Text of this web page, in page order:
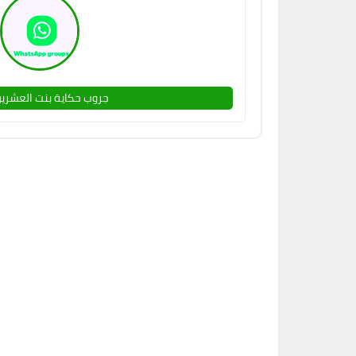
جروب حكاية بنت